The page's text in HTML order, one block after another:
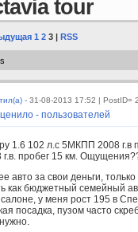
tour
1 23 | RSS
- 31-08-2013 17:52 | PostID=
- пользователей
1.6 102 л.с 5МКПП 2008 г.в
пробег 15 км.
авто за свои деньги,
как бюджетный семейный
у меня рост 195 в
посадка, пузом часто